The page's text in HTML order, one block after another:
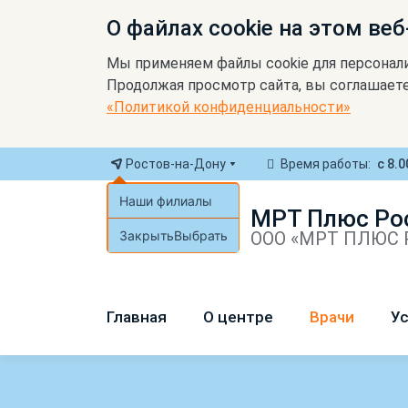
О файлах cookie на этом
Мы применяем файлы cookie для
Продолжая просмотр сайта, вы
«Политикой конфиденциальности»
Ростов-на-Дону
Наши филиалы
ЗакрытьВыбрать
Время работы: с
МРТ Плюс
ООО «МРТ ПЛЮС
Главная О центре Врачи